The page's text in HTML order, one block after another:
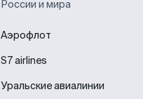
России и мира
Аэрофлот
S7 airlines
Уральские авиалинии